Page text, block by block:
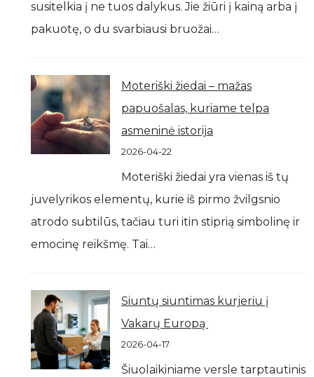
susitelkia į ne tuos dalykus. Jie žiūri į kainą arba į
pakuotę, o du svarbiausi bruožai…
Moteriški žiedai – mažas
papuošalas, kuriame telpa
asmeninė istorija
2026-04-22
Moteriški žiedai yra vienas iš tų
juvelyrikos elementų, kurie iš pirmo žvilgsnio
atrodo subtilūs, tačiau turi itin stiprią simbolinę ir
emocinę reikšmę. Tai…
Siuntų siuntimas kurjeriu į
Vakarų Europą
2026-04-17
Šiuolaikiniame versle tarptautinis